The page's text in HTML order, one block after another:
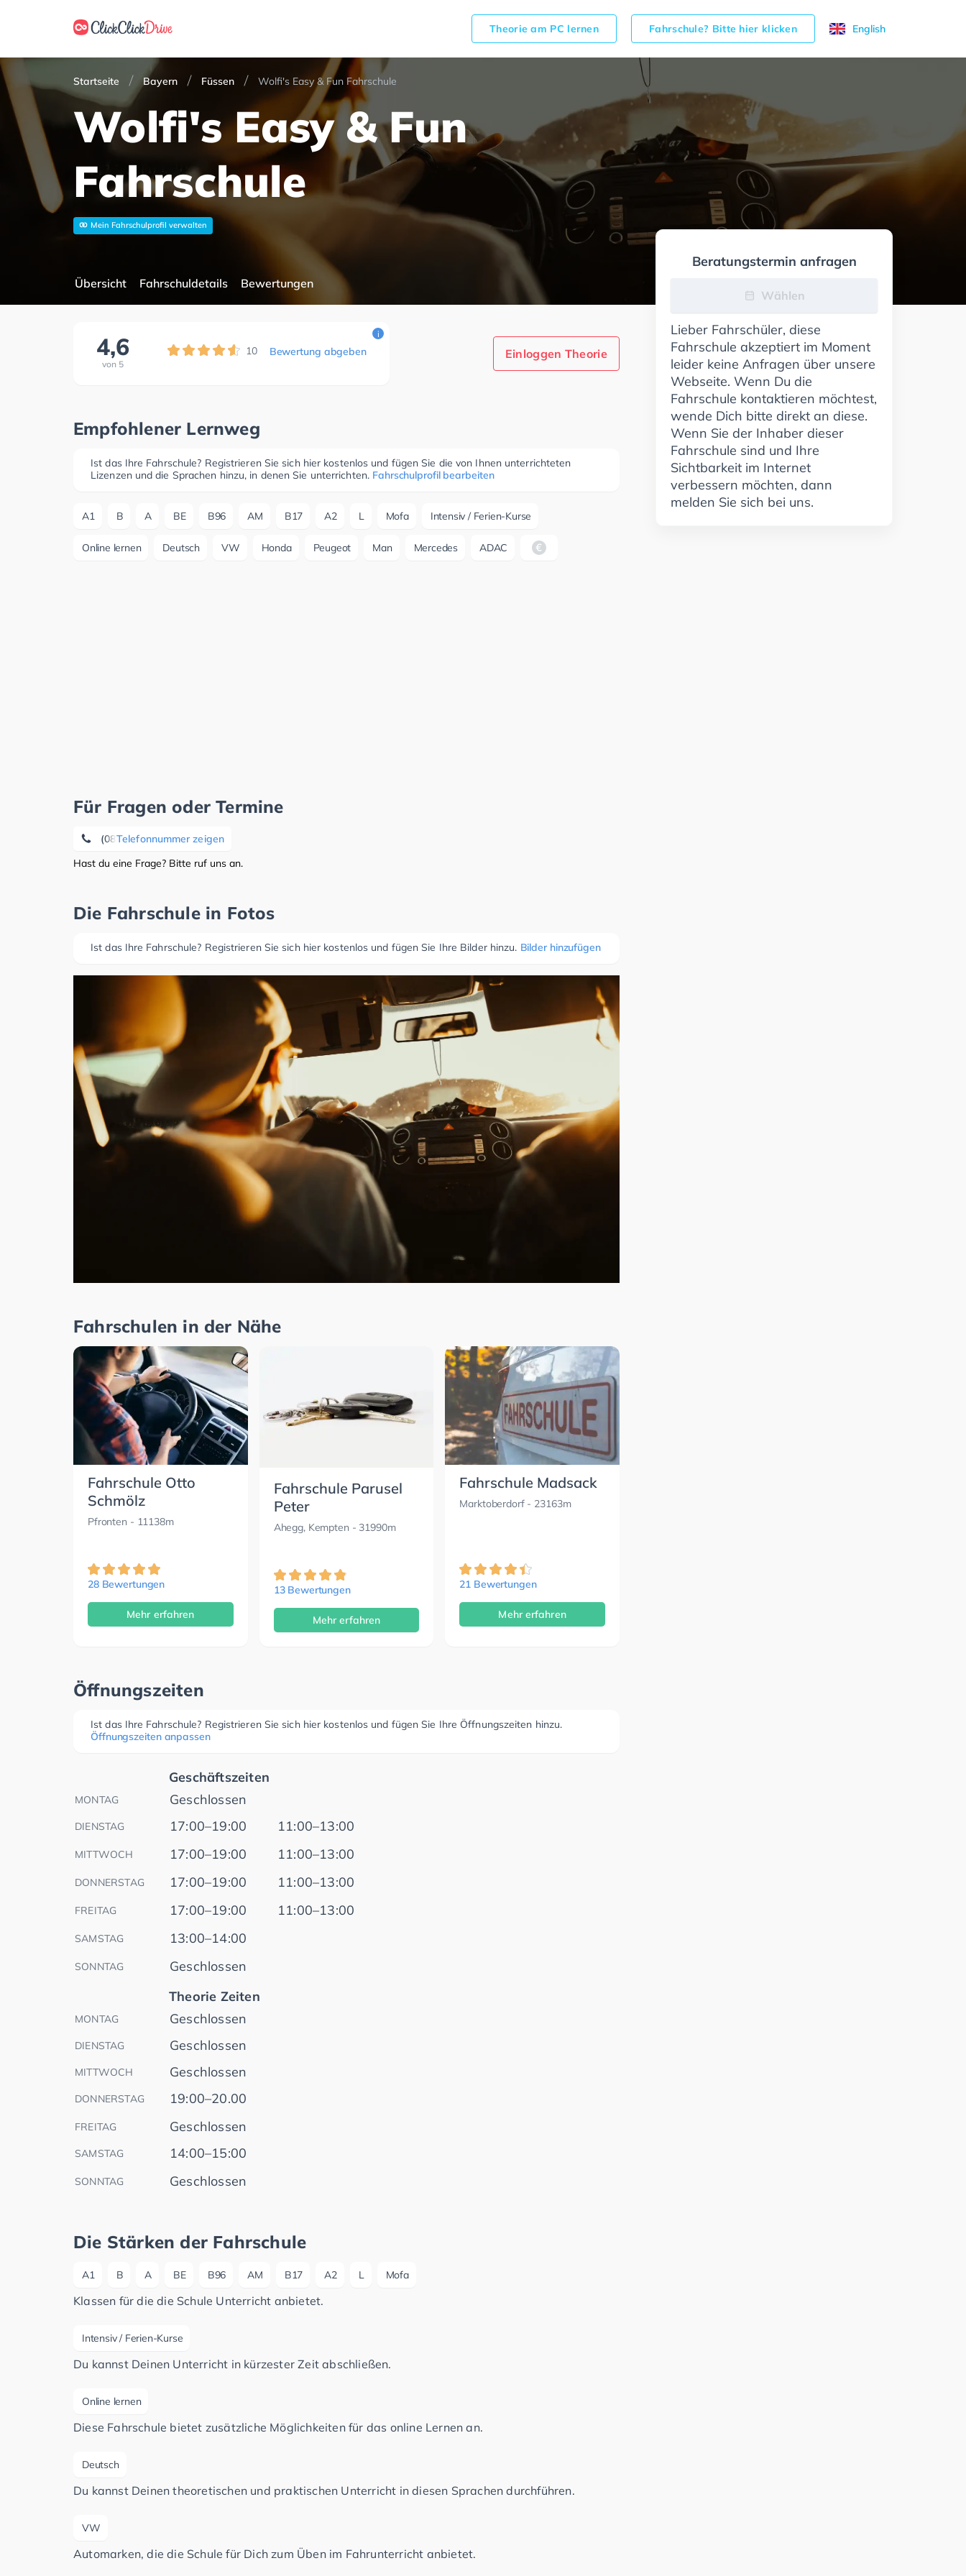
Theorie am PC lernen Fahrschule? Bitte hier klicken English
Startseite Bayern Füssen Wolfi's Easy & Fun Fahrschule
Wolfi's Easy & Fun
Fahrschule
Mein Fahrschulprofil verwalten
Übersicht Fahrschuldetails Bewertungen
4,6
von 5
10 Bewertung abgeben
i
Einloggen Theorie
Empfohlener Lernweg
Ist das Ihre Fahrschule? Registrieren Sie sich hier kostenlos und fügen Sie die von Ihnen unterrichteten
Lizenzen und die Sprachen hinzu, in denen Sie unterrichten. Fahrschulprofil bearbeiten
A1 B A BE B96 AM B17 A2 L Mofa Intensiv / Ferien-Kurse
Online lernen Deutsch VW Honda Peugeot Man Mercedes ADAC
Für Fragen oder Termine
Telefonnummer zeigen
(08362) 8 83 73 94
Hast du eine Frage? Bitte ruf uns an.
Die Fahrschule in Fotos
Ist das Ihre Fahrschule? Registrieren Sie sich hier kostenlos und fügen Sie Ihre Bilder hinzu. Bilder hinzufügen
Fahrschulen in der Nähe
Fahrschule Otto
Schmölz
Pfronten - 11138m
28 Bewertungen
Mehr erfahren
Fahrschule Parusel
Peter
Ahegg, Kempten - 31990m
13 Bewertungen
Mehr erfahren
Fahrschule Madsack
Marktoberdorf- 23163m
21 Bewertungen
Mehr erfahren
Öffnungszeiten
Ist das Ihre Fahrschule? Registrieren Sie sich hier kostenlos und fügen Sie Ihre Öffnungszeiten hinzu.
Öffnungszeiten anpassen
Geschäftszeiten
MONTAG Geschlossen
DIENSTAG 17:00–19:00 11:00–13:00
MITTWOCH 17:00–19:00 11:00–13:00
DONNERSTAG 17:00–19:00 11:00–13:00
FREITAG 17:00–19:00 11:00–13:00
SAMSTAG 13:00–14:00
SONNTAG
Geschlossen
Theorie Zeiten
MONTAG Geschlossen
DIENSTAG Geschlossen
MITTWOCH Geschlossen
DONNERSTAG 19:00–20.00
FREITAG Geschlossen
SAMSTAG 14:00–15:00
SONNTAG Geschlossen
Die Stärken der Fahrschule
A1 B A BE B96 AM B17 A2 L Mofa
Klassen für die die Schule Unterricht anbietet.
Intensiv / Ferien-Kurse
Du kannst Deinen Unterricht in kürzester Zeit abschließen.
Online lernen
Diese Fahrschule bietet zusätzliche Möglichkeiten für das online Lernen an.
Deutsch
Du kannst Deinen theoretischen und praktischen Unterricht in diesen Sprachen durchführen.
VW
Automarken, die die Schule für Dich zum Üben im Fahrunterricht anbietet.
Beratungstermin anfragen
Wählen
Lieber Fahrschüler, diese
Fahrschule akzeptiert im Moment
leider keine Anfragen über unsere
Webseite. Wenn Du die
Fahrschule kontaktieren möchtest,
wende Dich bitte direkt an diese.
Wenn Sie der Inhaber dieser
Fahrschule sind und Ihre
Sichtbarkeit im Internet
verbessern möchten, dann
melden Sie sich bei uns.